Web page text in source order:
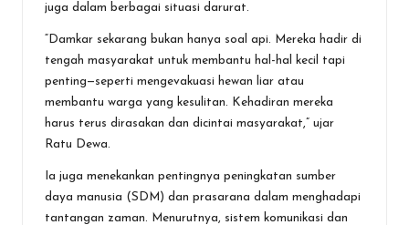
juga dalam berbagai situasi darurat.
“Damkar sekarang bukan hanya soal api. Mereka hadir di
tengah masyarakat untuk membantu hal-hal kecil tapi
penting—seperti mengevakuasi hewan liar atau
membantu warga yang kesulitan. Kehadiran mereka
harus terus dirasakan dan dicintai masyarakat,” ujar
Ratu Dewa.
Ia juga menekankan pentingnya peningkatan sumber
daya manusia (SDM) dan prasarana dalam menghadapi
tantangan zaman. Menurutnya, sistem komunikasi dan